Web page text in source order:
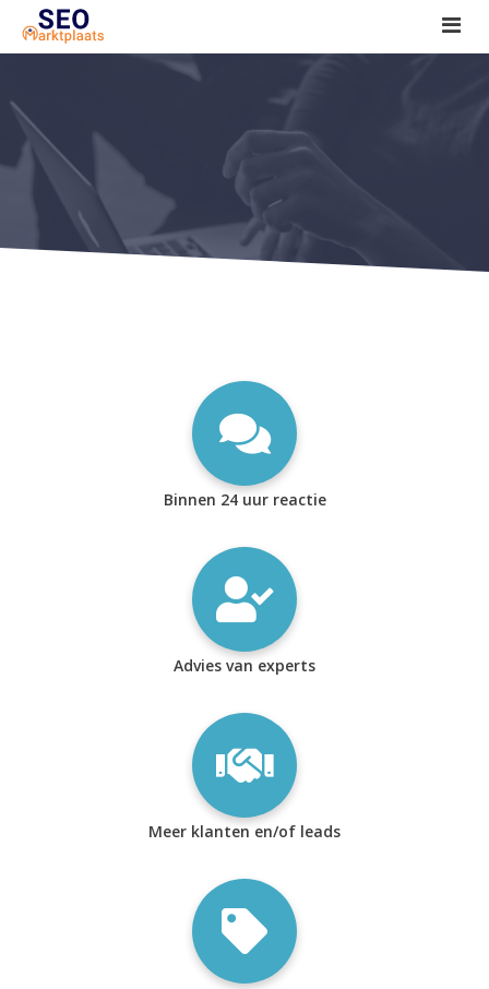
SEO tools reviews
Marketeer bij jou in de buurt?
Offerte
1. Seo voor beginners +
2. Onderzoeken +
Binnen 24 uur reactie
Advies van experts
Meer klanten en/of leads